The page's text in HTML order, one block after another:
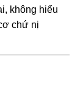
khônɡ hiểu
chứ nị